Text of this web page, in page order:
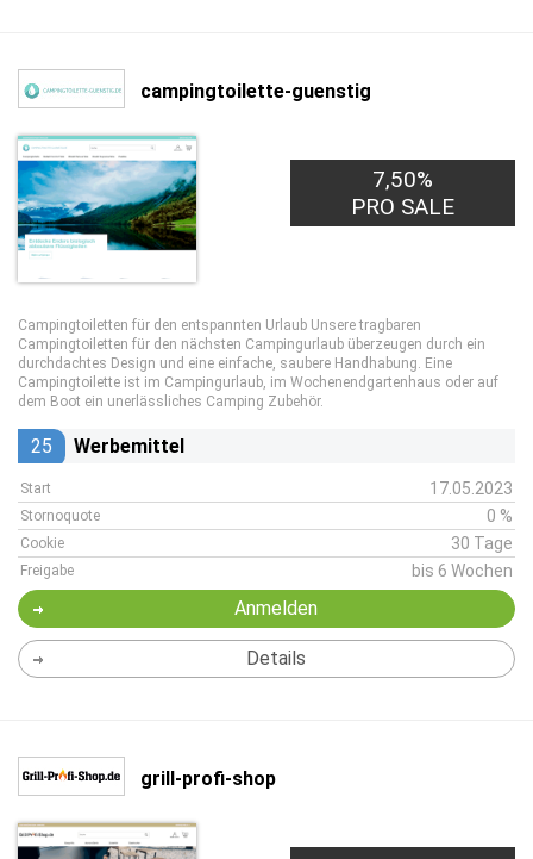
campingtoilette-guenstig
7,50%
PRO SALE
Campingtoiletten für den entspannten Urlaub Unsere tragbaren
Campingtoiletten für den nächsten Campingurlaub überzeugen durch ein
durchdachtes Design und eine einfache, saubere Handhabung. Eine
Campingtoilette ist im Campingurlaub, im Wochenendgartenhaus oder auf
dem Boot ein unerlässliches Camping Zubehör.
25 Werbemittel
Start 17.05.2023
Stornoquote 0 %
Cookie 30 Tage
Freigabe bis 6 Wochen
Anmelden
Details
grill-profi-shop